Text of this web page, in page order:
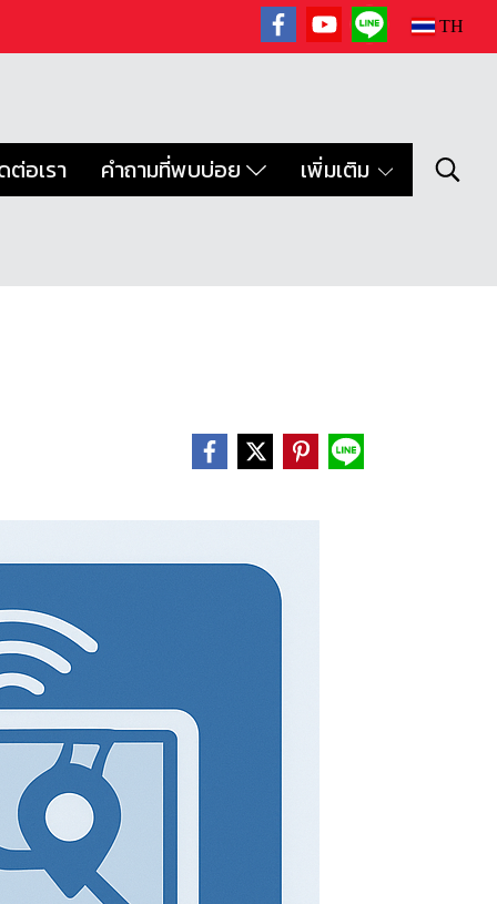
TH
ต่อเรา คำถามที่พบบ่อย เพิ่มเติม